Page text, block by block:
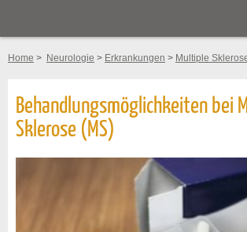
Home > Neurologie > Erkrankungen > Multiple
Behandlungsmöglichkeiten bei
Sklerose (MS)